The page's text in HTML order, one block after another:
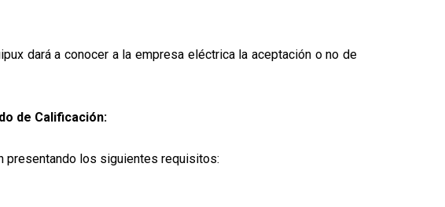
dará a conocer a la empresa eléctrica la aceptación o no de
de Calificación:
presentando los siguientes requisitos: